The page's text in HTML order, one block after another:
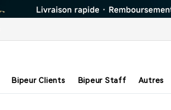
Bipeur Clients Bipeur Staff Autres